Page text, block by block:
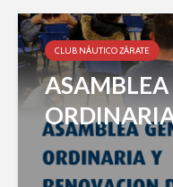
CLUB NÁUTICO ZÁRATE